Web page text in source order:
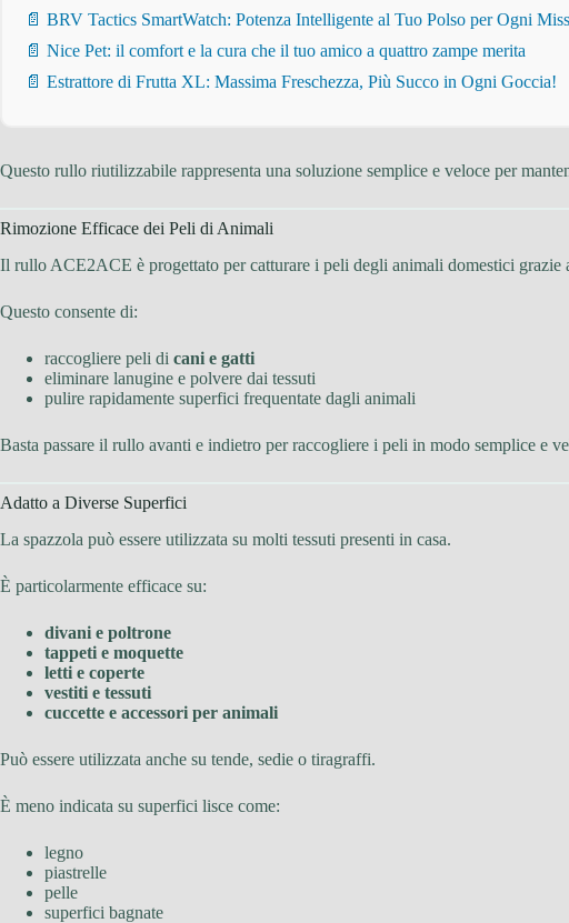
📄 BRV Tactics SmartWatch: Potenza Intelligente al Tuo Polso per Ogni
📄 Nice Pet: il comfort e la cura che il tuo amico a quattro zampe merita
📄 Estrattore di Frutta XL: Massima Freschezza, Più Succo in Ogni Goccia!
Questo rullo riutilizzabile rappresenta una soluzione semplice e veloce per
Rimozione Efficace dei Peli di Animali
Il rullo ACE2ACE è progettato per catturare i peli degli animali domestici grazie
Questo consente di:
raccogliere peli di cani e gatti
eliminare lanugine e polvere dai tessuti
pulire rapidamente superfici frequentate dagli animali
Basta passare il rullo avanti e indietro per raccogliere i peli in modo semplice e
Adatto a Diverse Superfici
La spazzola può essere utilizzata su molti tessuti presenti in casa.
È particolarmente efficace su:
divani e poltrone
tappeti e moquette
letti e coperte
vestiti e tessuti
cuccette e accessori per animali
Può essere utilizzata anche su tende, sedie o tiragraffi.
È meno indicata su superfici lisce come:
legno
piastrelle
pelle
superfici bagnate